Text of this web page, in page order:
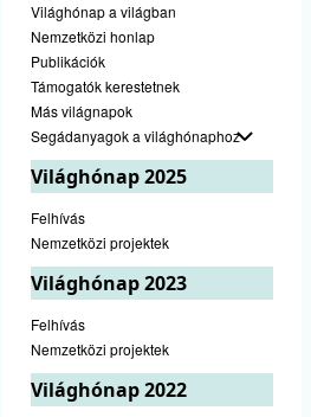
Világhónap a világban
Nemzetközi honlap
Publikációk
Támogatók kerestetnek
Más világnapok
Segádanyagok a világhónaphoz
Világhónap 2025
Felhívás
Nemzetközi projektek
Világhónap 2023
Felhívás
Nemzetközi projektek
Világhónap 2022